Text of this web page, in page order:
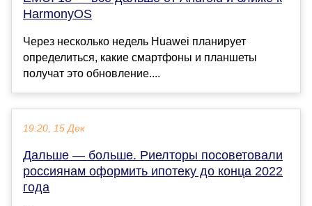
HarmonyOS
Через несколько недель Huawei планирует
определиться, какие смартфоны и планшеты
получат это обновление....
19:20, 15 Дек
Дальше — больше. Риелторы посоветовали
россиянам оформить ипотеку до конца 2022
года